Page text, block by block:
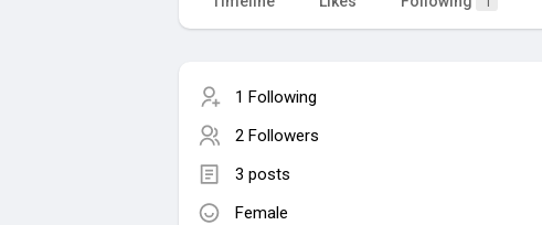
1 Following
2 Followers
3 posts
Female